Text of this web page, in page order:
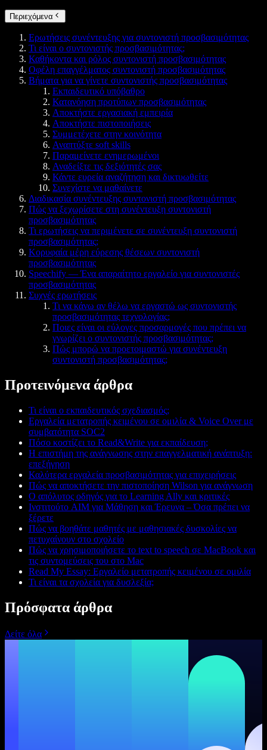
Περιεχόμενα
Ερωτήσεις συνέντευξης για συντονιστή προσβασιμότητας
Τι είναι ο συντονιστής προσβασιμότητας;
Καθήκοντα και ρόλος συντονιστή προσβασιμότητας
Οφέλη επαγγέλματος συντονιστή προσβασιμότητας
Βήματα για να γίνετε συντονιστής προσβασιμότητας
Εκπαιδευτικό υπόβαθρο
Κατανόηση προτύπων προσβασιμότητας
Αποκτήστε εργασιακή εμπειρία
Αποκτήστε πιστοποιήσεις
Συμμετέχετε στην κοινότητα
Αναπτύξτε soft skills
Παραμείνετε ενημερωμένοι
Αναδείξτε τις δεξιότητές σας
Κάντε ευρεία αναζήτηση και δικτυωθείτε
Συνεχίστε να μαθαίνετε
Διαδικασία συνέντευξης συντονιστή προσβασιμότητας
Πώς να ξεχωρίσετε στη συνέντευξη συντονιστή
προσβασιμότητας
Τι ερωτήσεις να περιμένετε σε συνέντευξη συντονιστή
προσβασιμότητας;
Κορυφαία μέρη εύρεσης θέσεων συντονιστή
προσβασιμότητας
Speechify — Ένα απαραίτητο εργαλείο για συντονιστές
προσβασιμότητας
Συχνές ερωτήσεις
Τι να κάνω αν θέλω να εργαστώ ως συντονιστής
προσβασιμότητας τεχνολογίας;
Ποιες είναι οι εύλογες προσαρμογές που πρέπει να
γνωρίζει ο συντονιστής προσβασιμότητας;
Πώς μπορώ να προετοιμαστώ για συνέντευξη
συντονιστή προσβασιμότητας;
Προτεινόμενα άρθρα
Τι είναι ο εκπαιδευτικός σχεδιασμός;
Εργαλεία μετατροπής κειμένου σε ομιλία & Voice Over με
συμβατότητα SOC2
Πόσο κοστίζει το Read&Write για εκπαίδευση;
Η επιστήμη της ανάγνωσης στην επαγγελματική ανάπτυξη:
επεξήγηση
Καλύτερα εργαλεία προσβασιμότητας για επιχειρήσεις
Πώς να αποκτήσετε την πιστοποίηση Wilson για ανάγνωση
Ο απόλυτος οδηγός για το Learning Ally και κριτικές
Ινστιτούτο AIM για Μάθηση και Έρευνα – Όσα πρέπει να
ξέρετε
Πώς να βοηθάτε μαθητές με μαθησιακές δυσκολίες να
πετυχαίνουν στο σχολείο
Πώς να χρησιμοποιήσετε το text to speech σε MacBook και
τις συντομεύσεις του στο Mac
Read My Essay: Εργαλείο μετατροπής κειμένου σε ομιλία
Τι είναι τα σχολεία για δυσλεξία;
Πρόσφατα άρθρα
Δείτε όλα